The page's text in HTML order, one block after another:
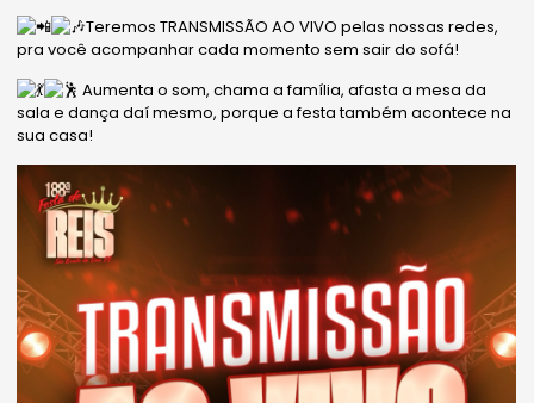
Teremos TRANSMISSÃO AO VIVO pelas nossas redes,
pra você acompanhar cada momento sem sair do sofá!
Aumenta o som, chama a família, afasta a mesa da
sala e dança daí mesmo, porque a festa também acontece na
sua casa!